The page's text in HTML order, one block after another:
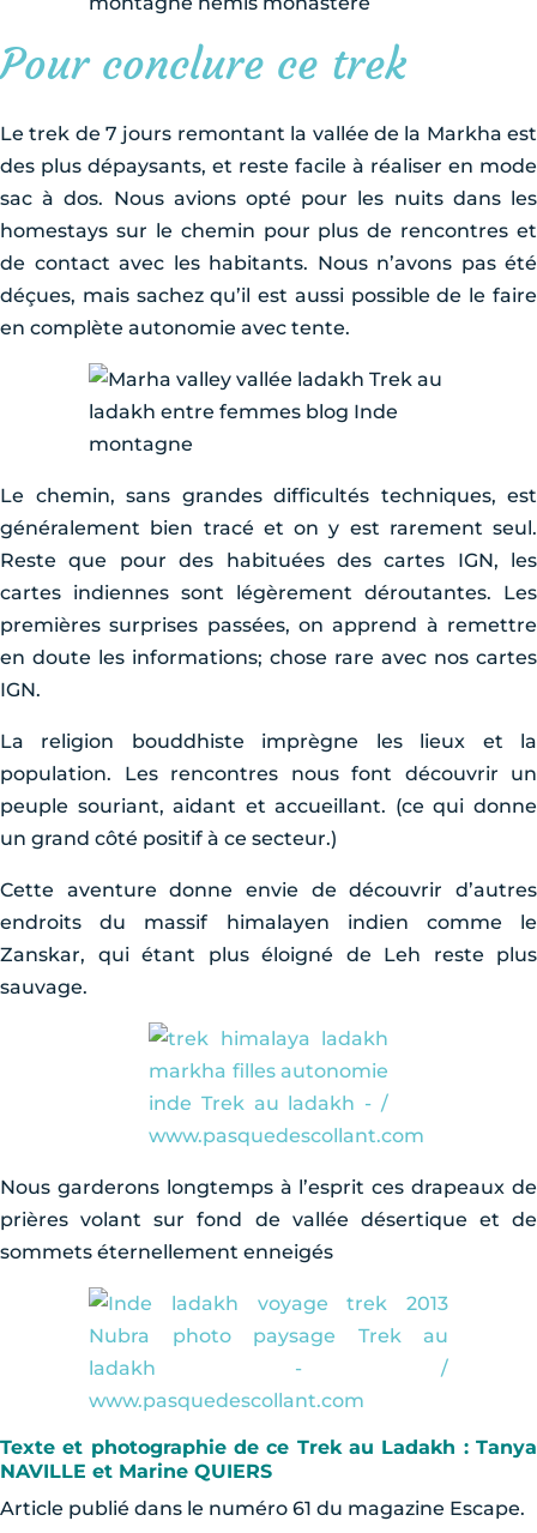
Pour conclure ce trek
Le trek de 7 jours remontant la vallée de la Markha est
des plus dépaysants, et reste facile à réaliser en mode
sac à dos. Nous avions opté pour les nuits dans les
homestays sur le chemin pour plus de rencontres et
de contact avec les habitants. Nous n’avons pas été
déçues, mais sachez qu’il est aussi possible de le faire
en complète autonomie avec tente.
Le chemin, sans grandes difficultés techniques, est
généralement bien tracé et on y est rarement seul.
Reste que pour des habituées des cartes IGN, les
cartes indiennes sont légèrement déroutantes. Les
premières surprises passées, on apprend à remettre
en doute les informations; chose rare avec nos cartes
IGN.
La religion bouddhiste imprègne les lieux et la
population. Les rencontres nous font découvrir un
peuple souriant, aidant et accueillant. (ce qui donne
un grand côté positif à ce secteur.)
Cette aventure donne envie de découvrir d’autres
endroits du massif himalayen indien comme le
Zanskar, qui étant plus éloigné de Leh reste plus
sauvage.
Nous garderons longtemps à l’esprit ces drapeaux de
prières volant sur fond de vallée désertique et de
sommets éternellement enneigés
Texte et photographie de ce Trek au Ladakh : Tanya
NAVILLE et Marine QUIERS
Article publié dans le numéro 61 du magazine Escape.